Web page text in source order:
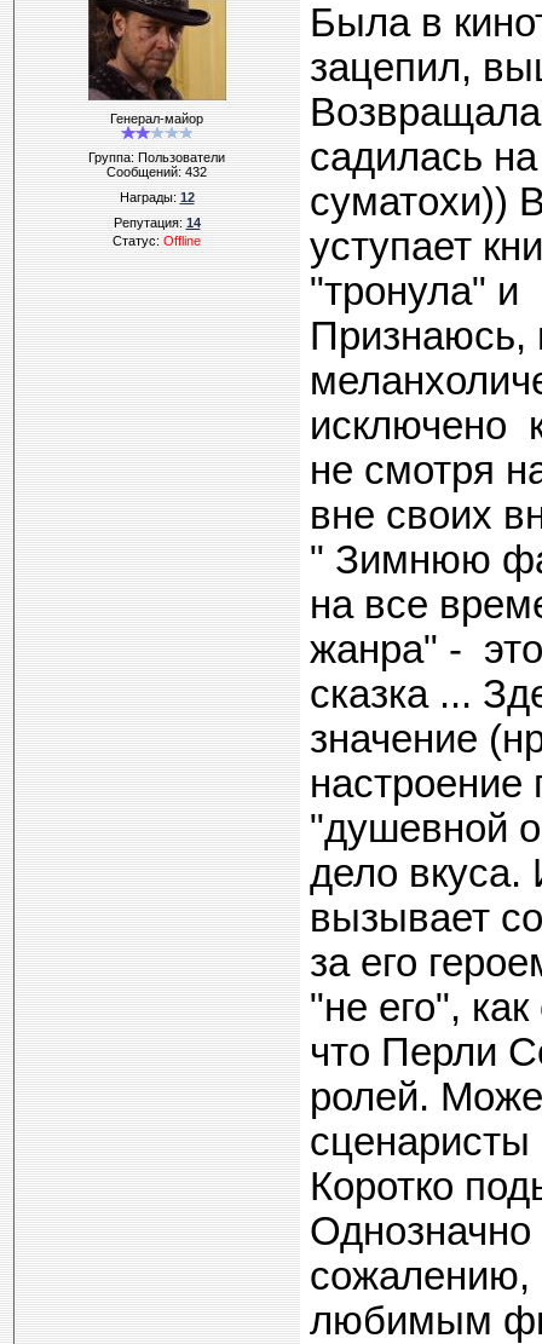
Генерал-майор
Группа: Пользователи
Сообщений:432
Награды:12
Репутация:14
Статус:Offline
Была в
зацепил,
садилась
суматохи))
уступает
"тронула"
Признаюсь,
исключено
не смотря
вне своих
" Зимнюю
на все
жанра" -
сказка ...
значение
настроение
"душевной
дело вкуса.
вызывает
за его
"не его",
что Перли
ролей.
сценаристы
Коротко
сожалению,
любимым